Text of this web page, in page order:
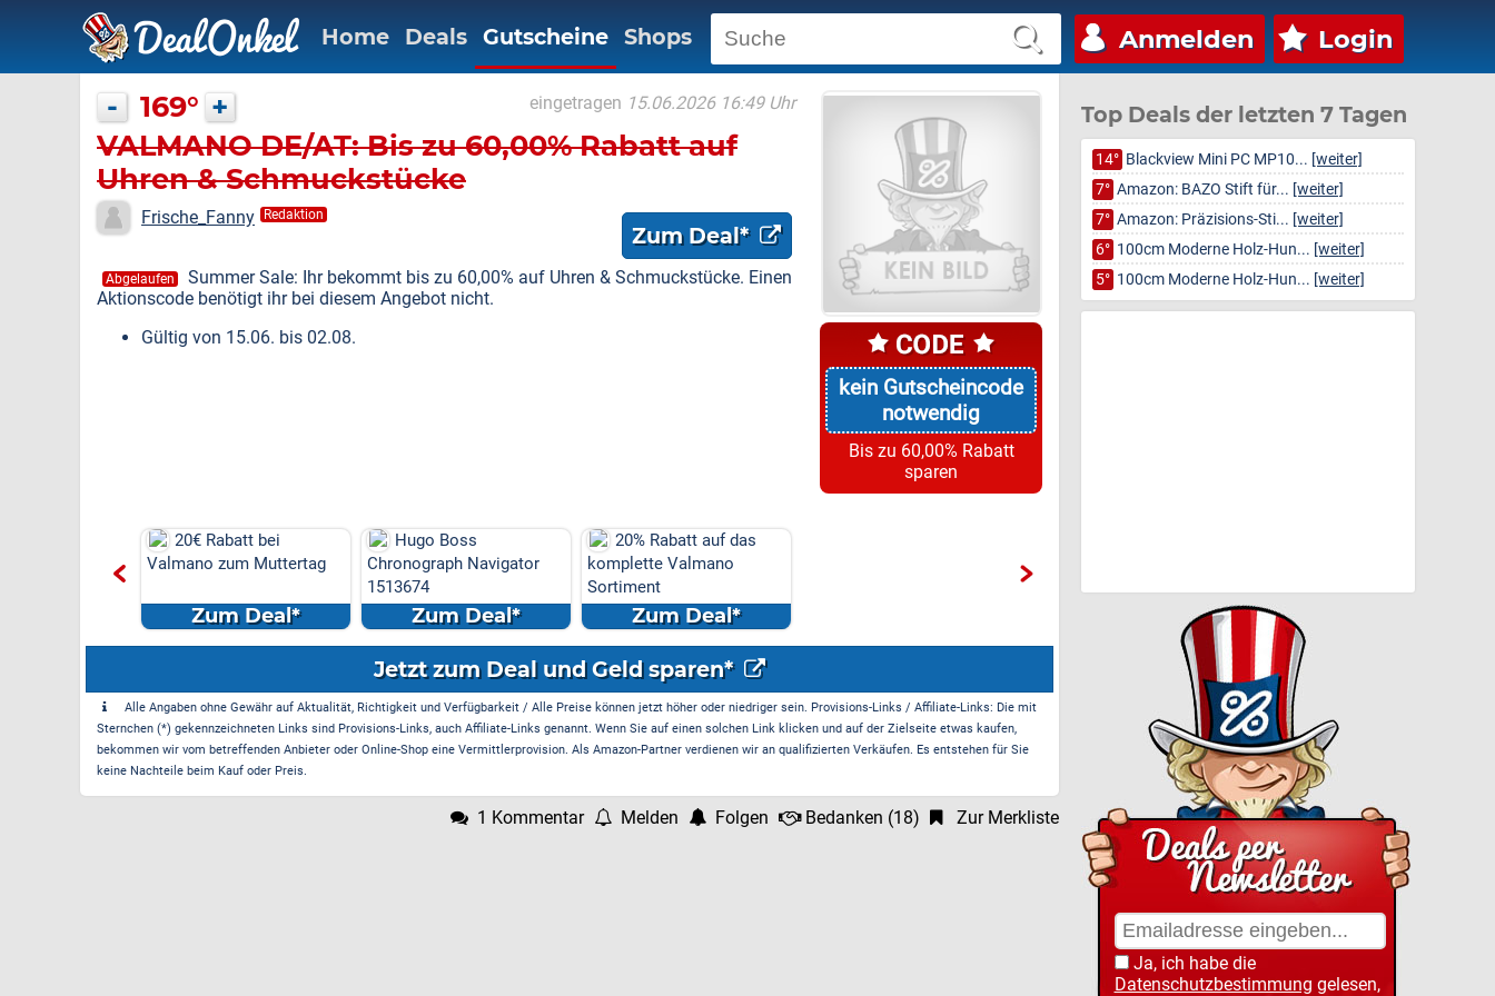
Anmelden Login
Home Deals Gutscheine Shops
kein Gutscheincode
notwendig
Bis zu 60,00% Rabatt
sparen
- 169° + eingetragen 15.06.2026 16:49 Uhr
VALMANO DE/AT: Bis zu 60,00% Rabatt auf
Uhren & Schmuckstücke
Frische_Fanny Redaktion
Zum Deal*
Abgelaufen
Summer Sale: Ihr bekommt bis zu 60,00% auf Uhren & Schmuckstücke. Einen
Aktionscode benötigt ihr bei diesem Angebot nicht.
Gültig von 15.06. bis 02.08.
20€ Rabatt bei
Valmano zum Muttertag
Zum Deal*
Hugo Boss
Chronograph Navigator
1513674
Zum Deal*
20% Rabatt auf das
komplette Valmano
Sortiment
Zum Deal*
Jetzt zum Deal und Geld sparen*
Alle Angaben ohne Gewähr auf Aktualität, Richtigkeit und Verfügbarkeit / Alle Preise können jetzt höher oder niedriger sein. Provisions-Links / Affiliate-Links: Die mit
Sternchen (*) gekennzeichneten Links sind Provisions-Links, auch Affiliate-Links genannt. Wenn Sie auf einen solchen Link klicken und auf der Zielseite etwas kaufen,
bekommen wir vom betreffenden Anbieter oder Online-Shop eine Vermittlerprovision. Als Amazon-Partner verdienen wir an qualifizierten Verkäufen. Es entstehen für Sie
keine Nachteile beim Kauf oder Preis.
1 Kommentar Melden Folgen Bedanken (18) Zur Merkliste
Top Deals der letzten 7 Tagen
14° Blackview Mini PC MP10... [weiter]
7° Amazon: BAZO Stift für... [weiter]
7° Amazon: Präzisions-Sti... [weiter]
6° 100cm Moderne Holz-Hun... [weiter]
5° 100cm Moderne Holz-Hun... [weiter]
Ja, ich habe die
Datenschutzbestimmung gelesen,